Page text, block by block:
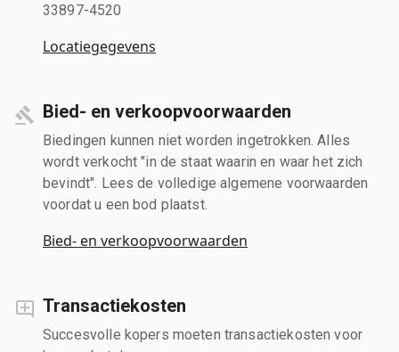
33897-4520
Locatiegegevens
Bied- en verkoopvoorwaarden
Biedingen kunnen niet worden ingetrokken. Alles
wordt verkocht "in de staat waarin en waar het zich
bevindt". Lees de volledige algemene voorwaarden
voordat u een bod plaatst.
Bied- en verkoopvoorwaarden
Transactiekosten
Succesvolle kopers moeten transactiekosten voor